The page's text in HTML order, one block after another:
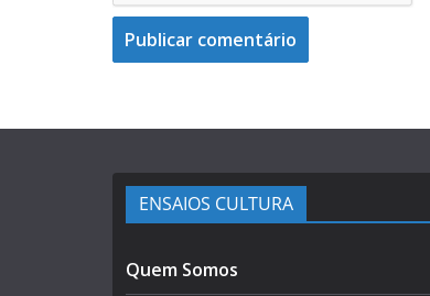
ENSAIOS CULTURA
Quem Somos